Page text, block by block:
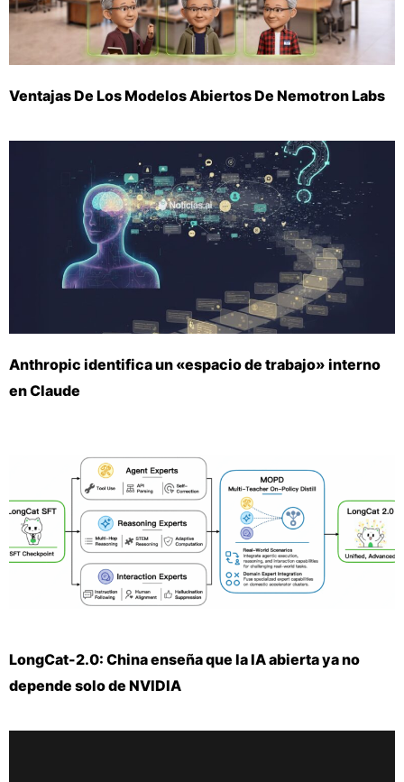
Ventajas De Los Modelos Abiertos De Nemotron Labs
Anthropic identifica un «espacio de trabajo» interno
en Claude
LongCat-2.0: China enseña que la IA abierta ya no
depende solo de NVIDIA